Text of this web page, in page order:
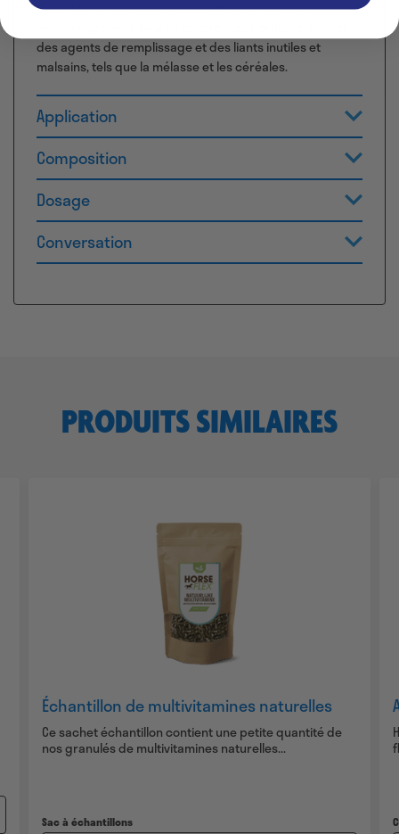
cheval d’absorber tous ces éléments naturels de
des agents de remplissage et des liants inutiles et
malsains, tels que la mélasse et les céréales.
Application
Composition
Dosage
Conversation
PRODUITS SIMILAIRES
Échantillon de multivitamines naturelles
Ce sachet échantillon contient une petite quantité de
nos granulés de multivitamines naturelles...
Sac à échantillons